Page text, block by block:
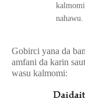
nahawu.
Gobirci yana da
amfani da karin
wasu kalmomi: